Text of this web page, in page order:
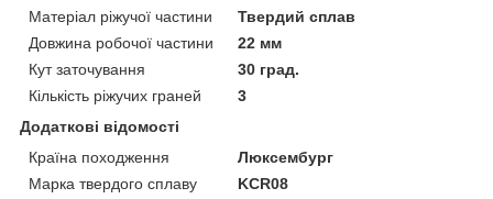
Матеріал ріжучої частини
Твердий сплав
Довжина робочої частини
22 мм
Кут заточування
30 град.
Кількість ріжучих граней
3
Додаткові відомості
Країна походження
Люксембург
Марка твердого сплаву
KCR08